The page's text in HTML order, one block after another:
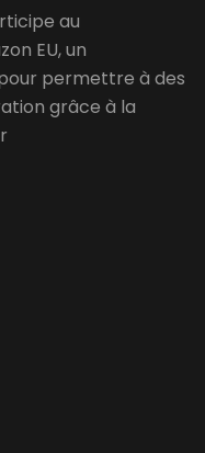
au
EU, un
permettre à des
grâce à la